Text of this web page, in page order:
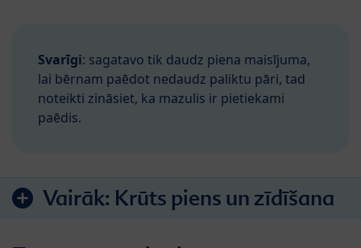
Svarīgi: sagatavo tik daudz piena maisījuma,
lai bērnam paēdot nedaudz paliktu pāri, tad
noteikti zināsiet, ka mazulis ir pietiekami
paēdis.
Vairāk: Krūts piens un zīdīšana